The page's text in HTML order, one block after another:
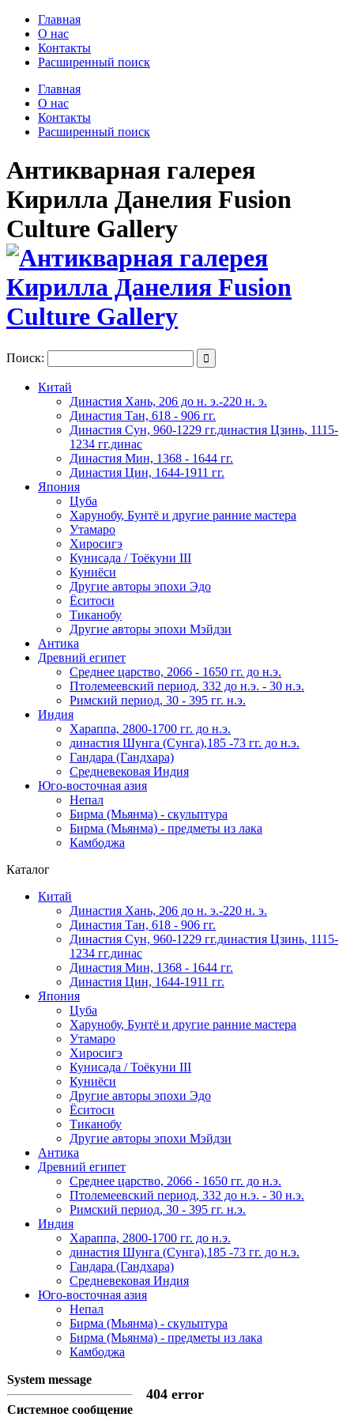
Главная
О нас
Контакты
Расширенный поиск
Главная
О нас
Контакты
Расширенный поиск
Антикварная галерея
Кирилла Данелия Fusion
Culture Gallery
Поиск: 
Китай
Династия Хань, 206 до н. э.-220 н. э.
Династия Тан, 618 - 906 гг.
Династия Сун, 960-1229 гг.династия Цзинь, 1115-
1234 гг.динас
Династия Мин, 1368 - 1644 гг.
Династия Цин, 1644-1911 гг.
Япония
Цуба
Харунобу, Бунтё и другие ранние мастера
Утамаро
Хиросигэ
Кунисада / Тоёкуни III
Куниёси
Другие авторы эпохи Эдо
Ёситоси
Тиканобу
Другие авторы эпохи Мэйдзи
Антика
Древний египет
Среднее царство, 2066 - 1650 гг. до н.э.
Птолемеевский период, 332 до н.э. - 30 н.э.
Римский период, 30 - 395 гг. н.э.
Индия
Хараппа, 2800-1700 гг. до н.э.
династия Шунга (Сунга),185 -73 гг. до н.э.
Гандара (Гандхара)
Средневековая Индия
Юго-восточная азия
Непал
Бирма (Мьянма) - скульптура
Бирма (Мьянма) - предметы из лака
Камбоджа
Каталог
Китай
Династия Хань, 206 до н. э.-220 н. э.
Династия Тан, 618 - 906 гг.
Династия Сун, 960-1229 гг.династия Цзинь, 1115-
1234 гг.динас
Династия Мин, 1368 - 1644 гг.
Династия Цин, 1644-1911 гг.
Япония
Цуба
Харунобу, Бунтё и другие ранние мастера
Утамаро
Хиросигэ
Кунисада / Тоёкуни III
Куниёси
Другие авторы эпохи Эдо
Ёситоси
Тиканобу
Другие авторы эпохи Мэйдзи
Антика
Древний египет
Среднее царство, 2066 - 1650 гг. до н.э.
Птолемеевский период, 332 до н.э. - 30 н.э.
Римский период, 30 - 395 гг. н.э.
Индия
Хараппа, 2800-1700 гг. до н.э.
династия Шунга (Сунга),185 -73 гг. до н.э.
Гандара (Гандхара)
Средневековая Индия
Юго-восточная азия
Непал
Бирма (Мьянма) - скульптура
Бирма (Мьянма) - предметы из лака
Камбоджа
System message
404 error
Системное сообщение